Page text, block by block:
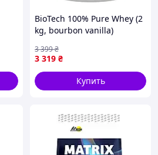
BioTech 100% Pure Whey (2
kg, bourbon vanilla)
3 319 ₴
3 399₴
Купить